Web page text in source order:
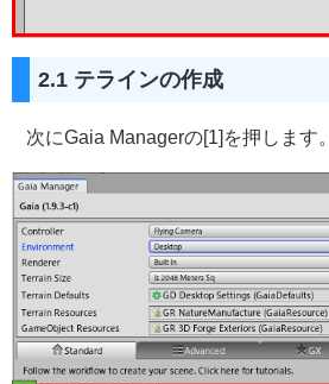
2.1 テラインの作成
次にGaia Managerの[1]を押します。